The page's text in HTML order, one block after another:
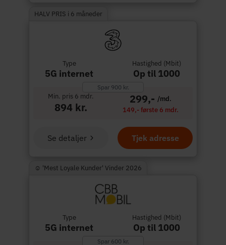
HALV PRIS i 6 måneder
Type
5G internet
Hastighed (Mbit)
Op til 1000
Spar 900 kr.
Min. pris 6 mdr.
894 kr.
299,- /md.
149,- første 6 mdr.
Tjek adresse
Se detaljer
☺︎ 'Mest Loyale Kunder' Vinder 2026
Type
5G internet
Hastighed (Mbit)
Op til 1000
Spar 600 kr.